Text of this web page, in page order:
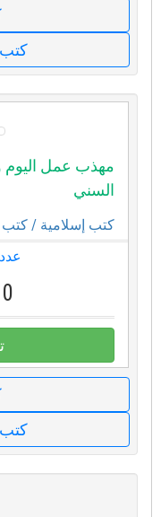
كتب
مهذب عمل اليوم
السني
كتب إسلامية / كتب
عدد
0
كتب